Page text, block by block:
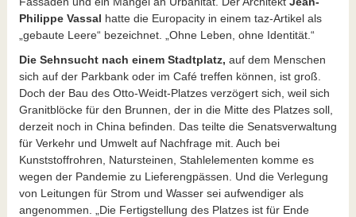
Philippe Vassal hatte die Europacity in einem taz-Artikel als
„gebaute Leere“ bezeichnet. „Ohne Leben, ohne Identität.“
Die Sehnsucht nach einem Stadtplatz, auf dem Menschen
sich auf der Parkbank oder im Café treffen können, ist groß.
Doch der Bau des Otto-Weidt-Platzes verzögert sich, weil sich
Granitblöcke für den Brunnen, der in die Mitte des Platzes soll,
derzeit noch in China befinden. Das teilte die Senatsverwaltung
für Verkehr und Umwelt auf Nachfrage mit. Auch bei
Kunststoffrohren, Natursteinen, Stahlelementen komme es
wegen der Pandemie zu Lieferengpässen. Und die Verlegung
von Leitungen für Strom und Wasser sei aufwendiger als
angenommen. „Die Fertigstellung des Platzes ist für Ende